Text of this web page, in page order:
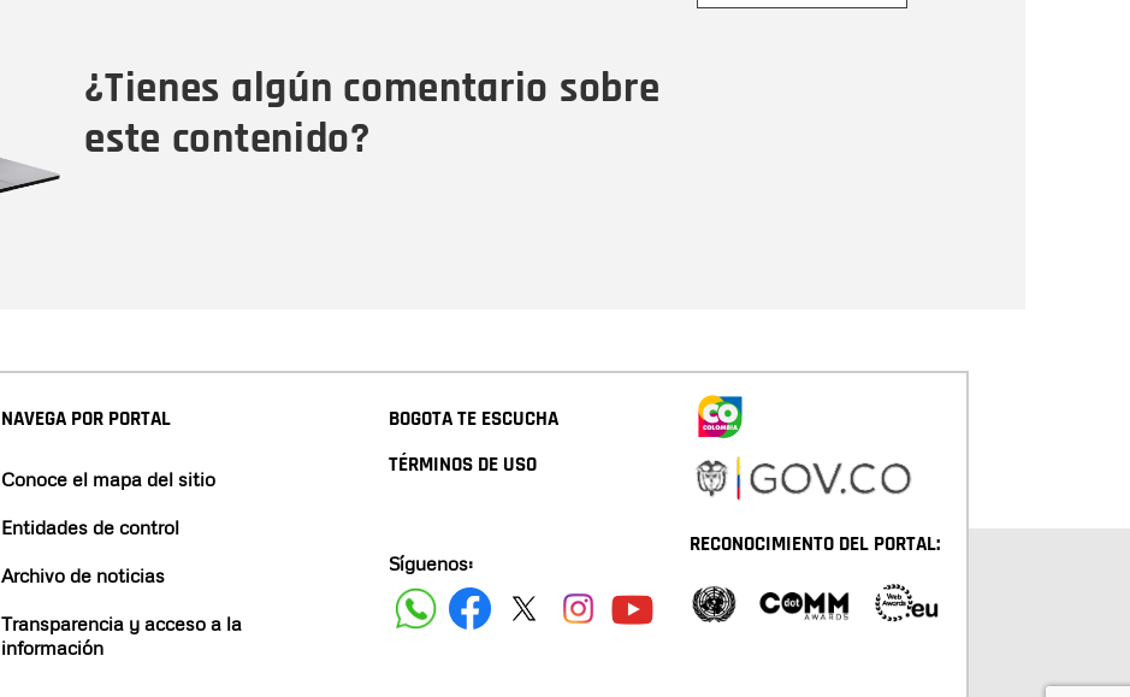
¿Tienes algún comentario sobre
este contenido?
NAVEGA POR PORTAL
Conoce el mapa del sitio
Entidades de control
Archivo de noticias
Transparencia y acceso a la
información
BOGOTA TE ESCUCHA
TÉRMINOS DE USO
Síguenos:
RECONOCIMIENTO DEL PORTAL: